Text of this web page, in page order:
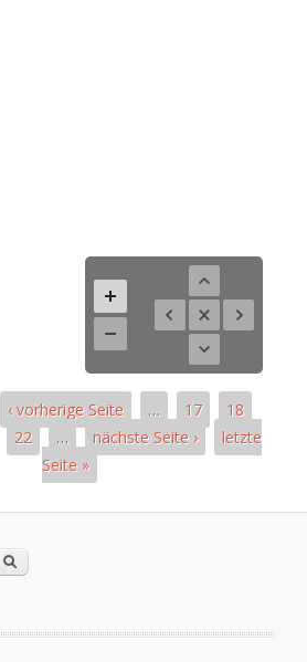
‹ vorherige Seite … 17
18
22 … nächste Seite ›
letzte
Seite »
Suche